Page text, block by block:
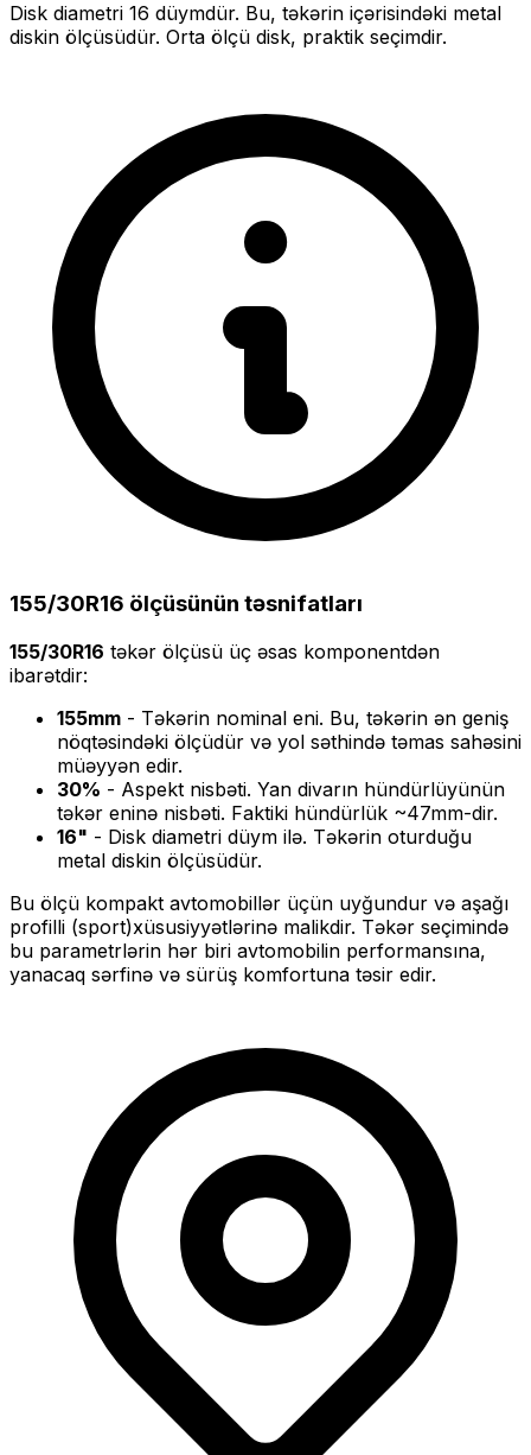
Disk diametri 16 düymdür. Bu, təkərin içərisindəki metal
diskin ölçüsüdür. Orta ölçü disk, praktik seçimdir.
155/30R16 ölçüsünün təsnifatları
155/30R16 təkər ölçüsü üç əsas komponentdən
ibarətdir:
155mm - Təkərin nominal eni. Bu, təkərin ən geniş
nöqtəsindəki ölçüdür və yol səthində təmas sahəsini
müəyyən edir.
30% - Aspekt nisbəti. Yan divarın hündürlüyünün
təkər eninə nisbəti. Faktiki hündürlük ~47mm-dir.
16" - Disk diametri düym ilə. Təkərin oturduğu
metal diskin ölçüsüdür.
Bu ölçü kompakt avtomobillər üçün uyğundur və aşağı
profilli (sport)xüsusiyyətlərinə malikdir. Təkər seçimində
bu parametrlərin hər biri avtomobilin performansına,
yanacaq sərfinə və sürüş komfortuna təsir edir.